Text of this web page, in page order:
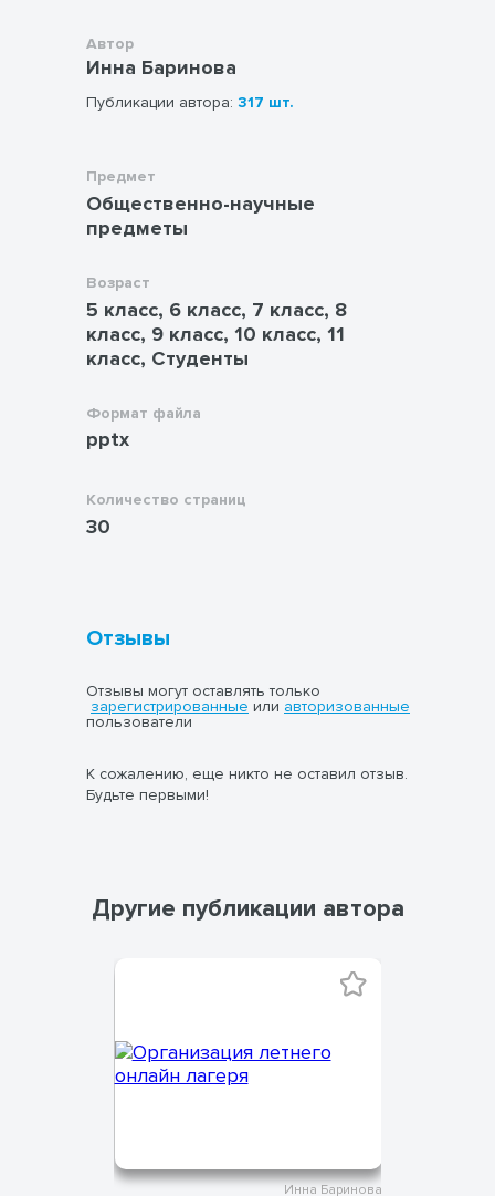
Автор
Инна Баринова
Публикации автора: 317 шт.
Предмет
Общественно-научные
предметы
Возраст
5 класс, 6 класс, 7 класс, 8
класс, 9 класс, 10 класс, 11
класс, Студенты
Формат файла
pptx
Количество страниц
30
Отзывы
Отзывы могут оставлять только
зарегистрированные или авторизованные
пользователи
К сожалению, еще никто не оставил отзыв.
Будьте первыми!
Другие публикации автора
Инна Баринова